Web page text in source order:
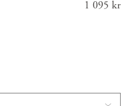
Pris:
1 095 kr